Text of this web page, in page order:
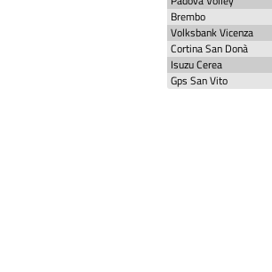
Brembo
Volksbank Vicenza
Cortina San Donà
Isuzu Cerea
Gps San Vito